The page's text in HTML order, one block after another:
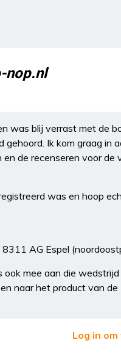
nop.nl
was blij verrast met de
Ik kom graag in
de recenseren voor de
was en hoop
AG Espel
ook mee aan die wedstrijd
naar het product van de
Log in